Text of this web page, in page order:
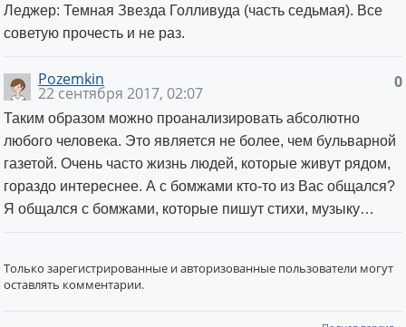
Леджер: Темная Звезда Голливуда (часть седьмая). Все
советую прочесть и не раз.
0
Pozemkin
22 сентября 2017, 02:07
Таким образом можно проанализировать абсолютно
любого человека. Это является не более, чем бульварной
газетой. Очень часто жизнь людей, которые живут рядом,
гораздо интереснее. А с бомжами кто-то из Вас общался?
Я общался с бомжами, которые пишут стихи, музыку…
Только зарегистрированные и авторизованные пользователи могут
оставлять комментарии.